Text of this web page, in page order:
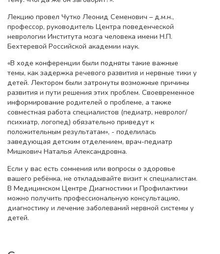
Лекцию провел Чутко Леонид Семенович – д.м.н.,
профессор, руководитель Центра поведенческой
неврологии Института мозга человека имени Н.П.
Бехтеревой Российской академии наук.
«В ходе конференции были подняты такие важные
темы, как задержка речевого развития и нервные тики у
детей. Лектором были затронуты возможные причины
развития и пути решения этих проблем. Своевременное
информирование родителей о проблеме, а также
совместная работа специалистов (педиатр, невролог/
психиатр, логопед) обязательно приведут к
положительным результатам», - поделилась
заведующая детским отделением, врач-педиатр
Мишкович Наталья Александровна.
Если у вас есть сомнения или вопросы о здоровье
вашего ребёнка, не откладывайте визит к специалистам.
В Медицинском Центре Диагностики и Профилактики
можно получить профессиональную консультацию,
диагностику и лечение заболеваний нервной системы у
детей.